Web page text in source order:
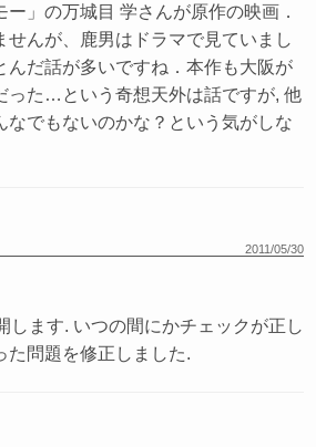
ー」の万城目 学さんが原作の映画．
せんが、鹿男はドラマで見ていまし
んだ話が多いですね．本作も大阪が
った…という奇想天外は話ですが, 他
なでもないのかな？という気がしな
2011/05/30
します. いつの間にかチェックが正し
た問題を修正しました.